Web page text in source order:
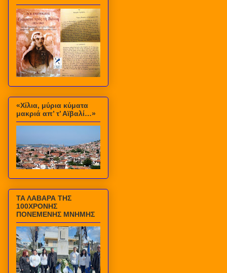
«Χίλια, μύρια κύματα
μακριά απ’ τ’ Αϊβαλί…»
ΤΑ ΛΑΒΑΡΑ ΤΗΣ
100ΧΡΟΝΗΣ
ΠΟΝΕΜΕΝΗΣ ΜΝΗΜΗΣ